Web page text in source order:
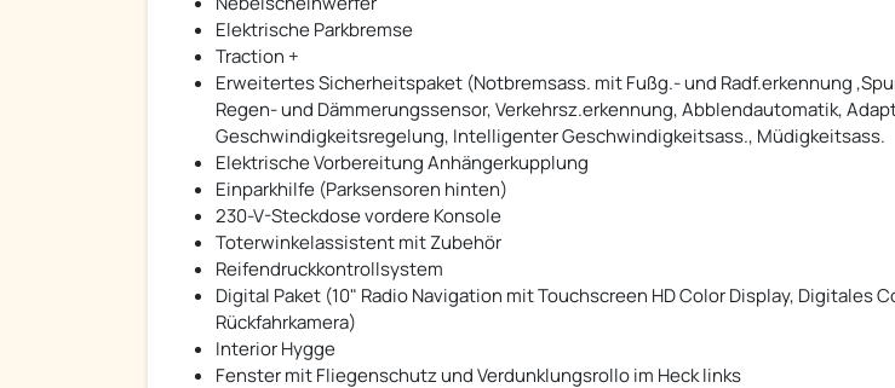
Elektrische Parkbremse
Traction +
Erweitertes Sicherheitspaket (Notbremsass. mit Fußg.- und Radf.erkennung
Regen- und Dämmerungssensor, Verkehrsz.erkennung, Abblendautomatik,
Geschwindigkeitsregelung, Intelligenter Geschwindigkeitsass., Müdigkeitsass.
Elektrische Vorbereitung Anhängerkupplung
Einparkhilfe (Parksensoren hinten)
230-V-Steckdose vordere Konsole
Toterwinkelassistent mit Zubehör
Reifendruckkontrollsystem
Digital Paket (10" Radio Navigation mit Touchscreen HD Color Display, Digitales
Rückfahrkamera)
Interior Hygge
Fenster mit Fliegenschutz und Verdunklungsrollo im Heck links